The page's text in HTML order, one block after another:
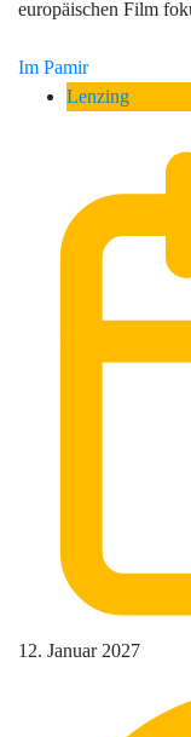
europäischen Film
Im Pamir
Lenzing
12. Januar 2027